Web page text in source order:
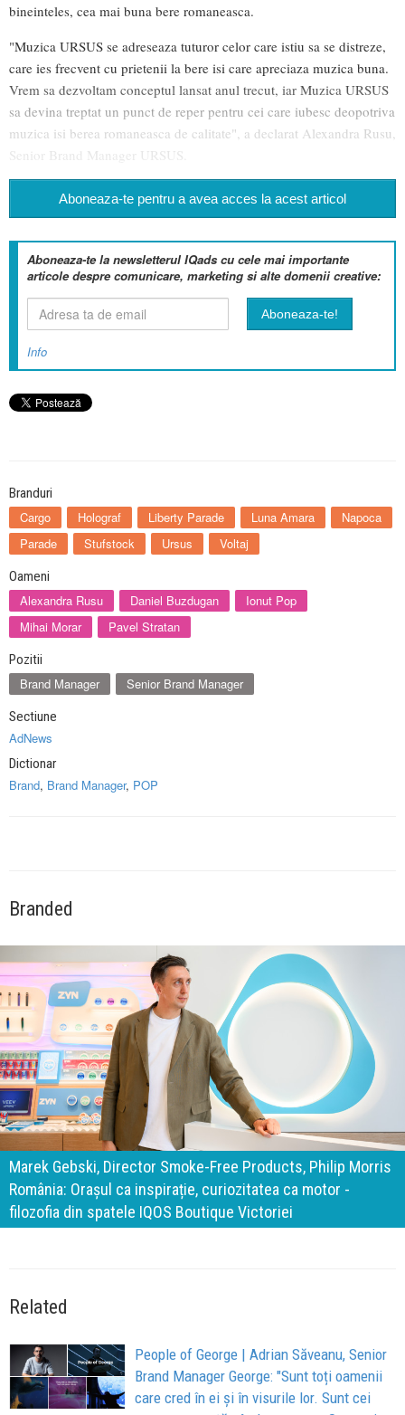
bineinteles, cea mai buna bere romaneasca.
"Muzica URSUS se adreseaza tuturor celor care istiu sa se distreze,
care ies frecvent cu prietenii la bere isi care apreciaza muzica buna.
Vrem sa dezvoltam conceptul lansat anul trecut, iar Muzica URSUS
sa devina treptat un punct de reper pentru cei care iubesc deopotriva
muzica isi berea romaneasca de calitate", a declarat Alexandra Rusu,
Senior Brand Manager URSUS.
Aboneaza-te pentru a avea acces la acest articol
Aboneaza-te la newsletterul IQads cu cele mai importante
articole despre comunicare, marketing si alte domenii creative:
Info
Branduri
Cargo Holograf Liberty Parade Luna Amara
Napoca
Parade
Stufstock Ursus Voltaj
Oameni
Alexandra Rusu Daniel Buzdugan
Ionut Pop
Mihai Morar
Pavel Stratan
Pozitii
Brand Manager Senior Brand Manager
Sectiune
AdNews
Dictionar
Brand, Brand Manager, POP
Branded
140 de ani de Mercedes-Benz. Ramona Pîrlog: Cel mai
important „test al timpului” este să inovăm constant, dar
cu aceeași responsabilitate față de oameni, siguranță și
calitate
Related
People of George | Adrian Săveanu, Senior
Brand Manager George: "Sunt toți oamenii
care cred în ei și în visurile lor. Sunt cei